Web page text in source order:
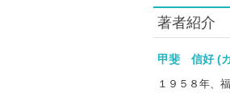
著者紹介
甲斐 信好
１９５８年、